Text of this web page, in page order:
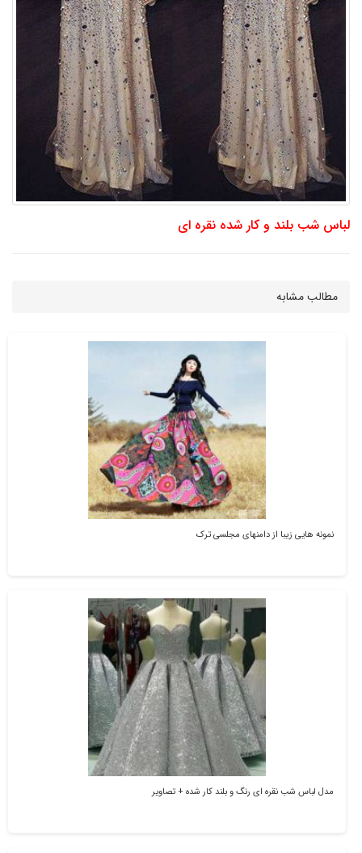
لباس شب بلند و کار شده نقره ای
مطالب مشابه
نمونه هایی زیبا از دامنهای مجلسی ترک
مدل لباس شب نقره ای رنگ و بلند کار شده + تصاویر